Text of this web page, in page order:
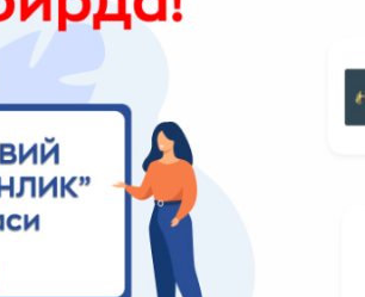
хизматлар
Фотогалерея
Лойиҳа